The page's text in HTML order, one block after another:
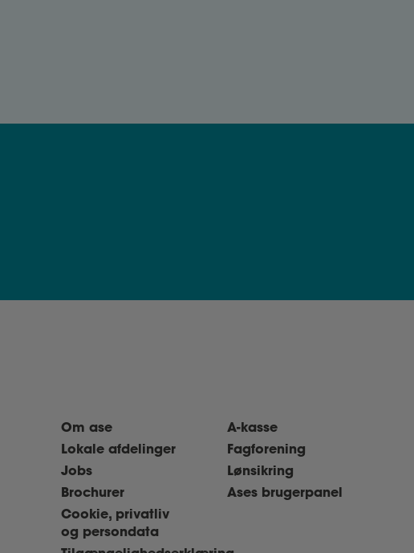
Om ase
Lokale afdelinger
Jobs
Brochurer
Cookie, privatliv
og persondata
A-kasse
Fagforening
Lønsikring
Ases brugerpanel